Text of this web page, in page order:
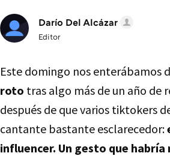
Darío Del Alcázar
Editor
Este domingo nos enterábamos
roto tras algo más de un año de
después de que varios tiktokers
cantante bastante esclarecedor:
influencer. Un gesto que